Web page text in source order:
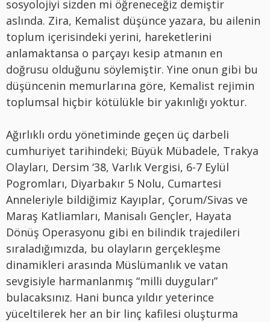
sosyolojiyi sizden mi öğreneceğiz demiştir
aslında. Zira, Kemalist düşünce yazara, bu ailenin
toplum içerisindeki yerini, hareketlerini
anlamaktansa o parçayı kesip atmanın en
doğrusu olduğunu söylemiştir. Yine onun gibi bu
düşüncenin memurlarına göre, Kemalist rejimin
toplumsal hiçbir kötülükle bir yakınlığı yoktur.
Ağırlıklı ordu yönetiminde geçen üç darbeli
cumhuriyet tarihindeki; Büyük Mübadele, Trakya
Olayları, Dersim ‘38, Varlık Vergisi, 6-7 Eylül
Pogromları, Diyarbakır 5 Nolu, Cumartesi
Anneleriyle bildiğimiz Kayıplar, Çorum/Sivas ve
Maraş Katliamları, Manisalı Gençler, Hayata
Dönüş Operasyonu gibi en bilindik trajedileri
sıraladığımızda, bu olayların gerçekleşme
dinamikleri arasında Müslümanlık ve vatan
sevgisiyle harmanlanmış “milli duyguları”
bulacaksınız. Hani bunca yıldır yeterince
yüceltilerek her an bir linç kafilesi oluşturma